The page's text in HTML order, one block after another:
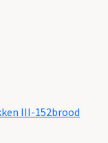
III-152brood